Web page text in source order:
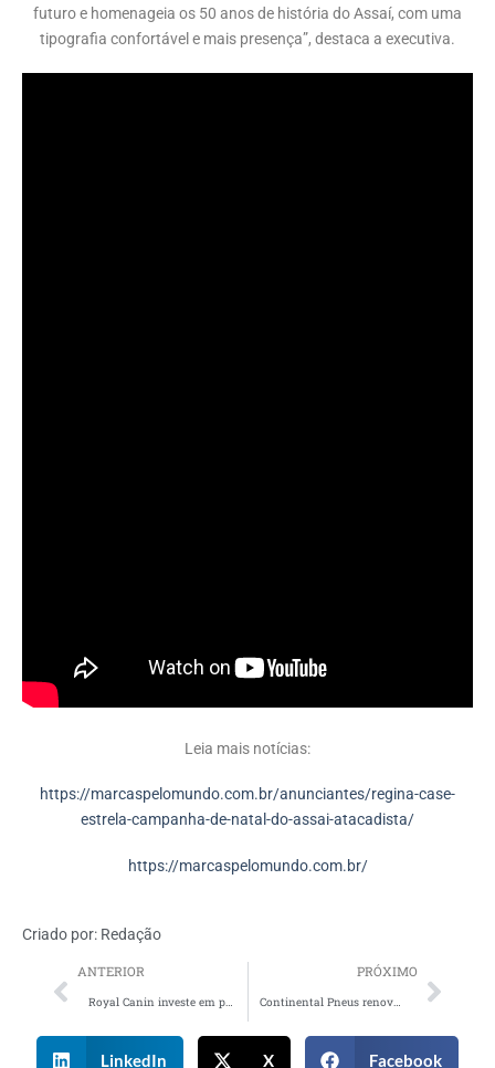
futuro e homenageia os 50 anos de história do Assaí, com uma
tipografia confortável e mais presença”, destaca a executiva.
Leia mais notícias:
https://marcaspelomundo.com.br/anunciantes/regina-case-
estrela-campanha-de-natal-do-assai-atacadista/
https://marcaspelomundo.com.br/
Criado por: Redação
ANTERIOR
Royal Canin investe em parceria com Hospital Veterinário da USP
PRÓXIMO
Continental Pneus renova patrocínio com a Copa do Brasil pelo décimo ano consecutivo
LinkedIn X Facebook